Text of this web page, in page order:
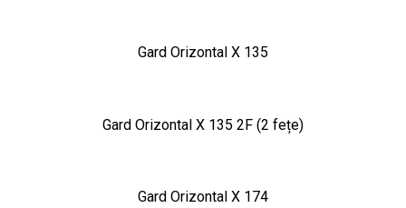
Gard Orizontal X 135
Gard Orizontal X 135 2F (2 fețe)
Gard Orizontal X 174